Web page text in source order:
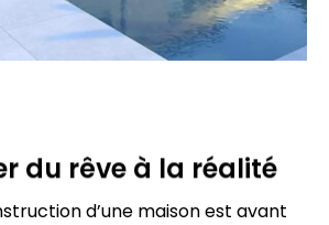
du rêve à la réalité
d’une maison est avant